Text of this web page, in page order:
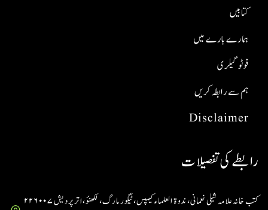
Disclaimer
ہم سے رابطہ کریں
فوٹو گیلری
ہمارے بارے میں
کتابیں
رابطے کی تفصیلات
کتب خانہ علامہ شبلی نعمانی، ندوۃ العلماء کیمپس، ٹیگور مارگ، لکھنؤ، اتر پردیش ۲۲۶۰۰۷